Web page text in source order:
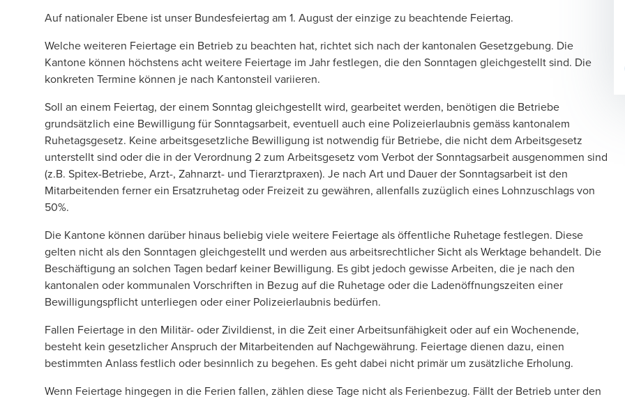
Auf nationaler Ebene ist unser Bundesfeiertag am 1. August der einzige zu beachtende Feiertag.
Welche weiteren Feiertage ein Betrieb zu beachten hat, richtet sich nach der kantonalen Gesetzgebung. Die
Kantone können höchstens acht weitere Feiertage im Jahr festlegen, die den Sonntagen gleichgestellt sind. Die
konkreten Termine können je nach Kantonsteil variieren.
Soll an einem Feiertag, der einem Sonntag gleichgestellt wird, gearbeitet werden, benötigen die Betriebe
grundsätzlich eine Bewilligung für Sonntagsarbeit, eventuell auch eine Polizeierlaubnis gemäss kantonalem
Ruhetagsgesetz. Keine arbeitsgesetzliche Bewilligung ist notwendig für Betriebe, die nicht dem Arbeitsgesetz
unterstellt sind oder die in der Verordnung 2 zum Arbeitsgesetz vom Verbot der Sonntagsarbeit ausgenommen sind
(z.B. Spitex-Betriebe, Arzt-, Zahnarzt- und Tierarztpraxen). Je nach Art und Dauer der Sonntagsarbeit ist den
Mitarbeitenden ferner ein Ersatzruhetag oder Freizeit zu gewähren, allenfalls zuzüglich eines Lohnzuschlags von
50%.
Die Kantone können darüber hinaus beliebig viele weitere Feiertage als öffentliche Ruhetage festlegen. Diese
gelten nicht als den Sonntagen gleichgestellt und werden aus arbeitsrechtlicher Sicht als Werktage behandelt. Die
Beschäftigung an solchen Tagen bedarf keiner Bewilligung. Es gibt jedoch gewisse Arbeiten, die je nach den
kantonalen oder kommunalen Vorschriften in Bezug auf die Ruhetage oder die Ladenöffnungszeiten einer
Bewilligungspflicht unterliegen oder einer Polizeierlaubnis bedürfen.
Fallen Feiertage in den Militär- oder Zivildienst, in die Zeit einer Arbeitsunfähigkeit oder auf ein Wochenende,
besteht kein gesetzlicher Anspruch der Mitarbeitenden auf Nachgewährung. Feiertage dienen dazu, einen
bestimmten Anlass festlich oder besinnlich zu begehen. Es geht dabei nicht primär um zusätzliche Erholung.
Wenn Feiertage hingegen in die Ferien fallen, zählen diese Tage nicht als Ferienbezug. Fällt der Betrieb unter den